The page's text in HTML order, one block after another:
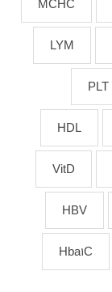
LYM
PLT
HDL
VitD
HBV
Hba1C